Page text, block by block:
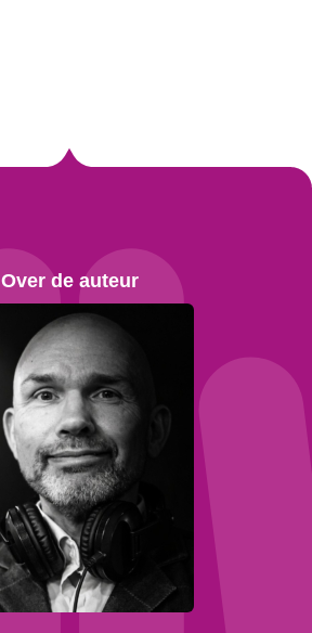
Over de auteur